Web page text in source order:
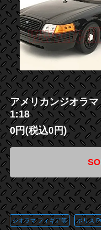
アメリカンジオラ
1:18
0円(税込0円)
この商品に登録されているタ
ジオラマ フィギア等 ポリス